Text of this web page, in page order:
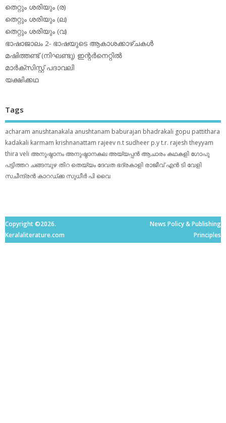
തെറ്റും ശരിയും (ര)
തെറ്റും ശരിയും (ല)
തെറ്റും ശരിയും (വ)
ഭാഷാജാലം 2- ഭാഷയുടെ ആകാശക്കാഴ്ചകള്‍
മഷിത്തണ്ട് (നിഘണ്ടു) ഇന്റര്‍നെറ്റില്‍
മാര്‍ക്‌സിസ്റ്റ് പദാവലി
യക്ഷിക്കഥ
Tags
acharam anushtanakala anushtanam baburajan bhadrakali gopu pattithara
kadakali karmam krishnanattam rajeev n.t sudheer p.yt.r. rajesh theyyam
thira veli അനുഷ്ഠാനം അനുഷ്ഠാനകല അയ്യപ്പന്‍ ആചാരം കഥകളി ഗോപു
പട്ടിത്തറ ചങ്ങമ്പുഴ തിറ തെയ്യം ദേവത ഭദ്രകാളി രാജീവ് എൻ ടി വേളി
സചീന്ദ്രന്‍ കാറഡ്ക്ക സുധീര്‍ പി വൈ
Copyright ©2026.
Keralaliterature.com
News Policy & Publishing
Principles